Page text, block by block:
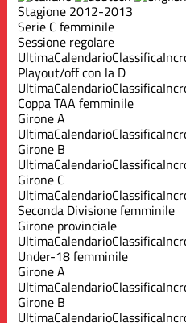
Stagione 2012-2013
Serie C femminile
Sessione regolare
UltimaCalendarioClassifica
Playout/off con la D
UltimaCalendarioClassifica
Coppa TAA femminile
Girone A
UltimaCalendarioClassifica
Girone B
UltimaCalendarioClassifica
Girone C
UltimaCalendarioClassifica
Seconda Divisione femminile
Girone provinciale
UltimaCalendarioClassifica
Under-18 femminile
Girone A
UltimaCalendarioClassifica
Girone B
UltimaCalendarioClassifica